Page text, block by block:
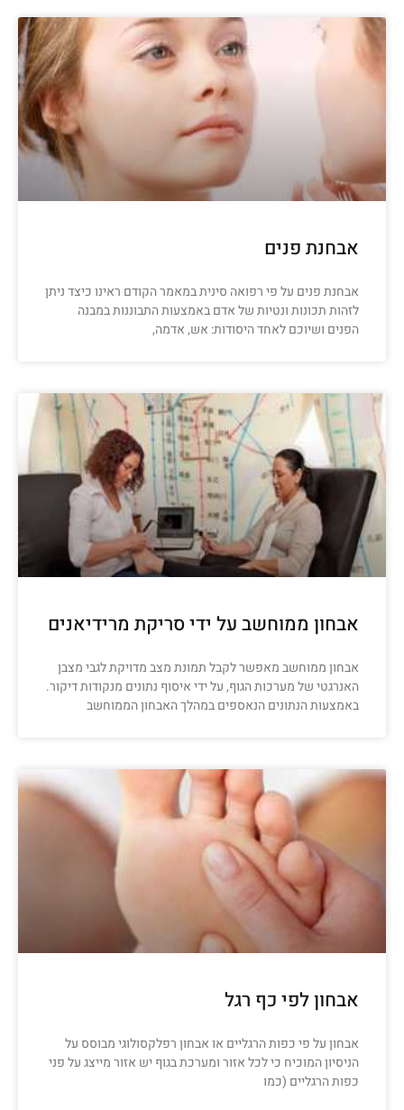
אבחנת פנים
אבחנת פנים על פי רפואה סינית במאמר הקודם ראינו כיצד ניתן
לזהות תכונות ונטיות של אדם באמצעות התבוננות במבנה
הפנים ושיוכם לאחד היסודות: אש, אדמה,
אבחון ממוחשב על ידי סריקת מרידיאנים
אבחון ממוחשב מאפשר לקבל תמונת מצב מדויקת לגבי מצבן
האנרגטי של מערכות הגוף, על ידי איסוף נתונים מנקודות דיקור.
באמצעות הנתונים הנאספים במהלך האבחון הממוחשב
אבחון לפי כף רגל
אבחון על פי כפות הרגליים או אבחון רפלקסולוגי מבוסס על
הניסיון המוכיח כי לכל אזור ומערכת בגוף יש אזור מייצג על פני
כפות הרגליים (כמו